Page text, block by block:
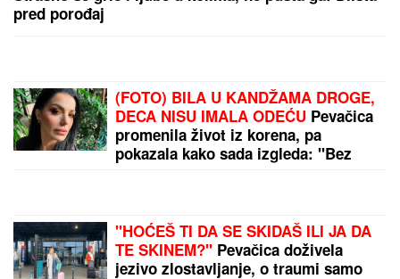
NEPREPOZNATLJIVO: Zahvaljujući
ovom režimu uspeo je da se
PREPOLOVI